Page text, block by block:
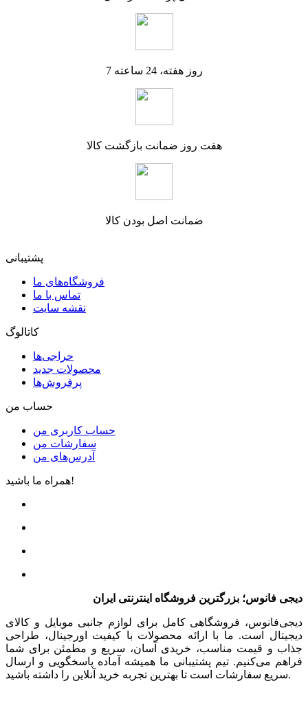
7 روز هفته، 24 ساعته
هفت روز ضمانت بازگشت کالا
ضمانت اصل بودن کالا
پشتیبانی
فروشگاه‌های ما
تماس با ما
نقشه سایت
کاتالوگ
حراجی‌ها
محصولات جدید
پرفروش‌ها
حساب من
حساب کاربری من
سفارشات من
آدرس‌های من
همراه ما باشید!
دیجی فانوس؛ بزرگترین فروشگاه اینترنتی ایران
دیجی‌فانوس، فروشگاهی کامل برای لوازم جانبی موبایل و کالای
دیجیتال است. ما با ارائه محصولات با کیفیت اورجینال، طراحی
جذاب و قیمت مناسب، خریدی آسان، سریع و مطمئن برای شما
فراهم می‌کنیم. تیم پشتیبانی ما همیشه آماده پاسخگویی و ارسال
سریع سفارشات است تا بهترین تجربه خرید آنلاین را داشته باشید.